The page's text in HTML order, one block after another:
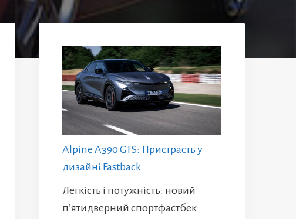
Alpine A390 GTS: Пристрасть у
дизайні Fastback
Легкість і потужність: новий
п’ятидверний спортфастбек